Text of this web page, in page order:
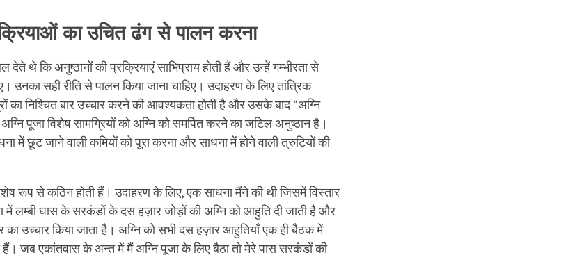
का उचित ढंग से पालन करना
देते थे कि अनुष्ठानों की प्रक्रियाएं साभिप्राय होती हैं और उन्हें गम्भीरता से
उनका सही रीति से पालन किया जाना चाहिए। उदाहरण के लिए तांत्रिक
का निश्चित बार उच्चार करने की आवश्यकता होती है और उसके बाद “अग्नि
पूजा विशेष सामग्रियों को अग्नि को समर्पित करने का जटिल अनुष्ठान है।
में छूट जाने वाली कमियों को पूरा करना और साधना में होने वाली त्रुटियों की
रूप से कठिन होती हैं। उदाहरण के लिए, एक साधना मैंने की थी जिसमें विस्तार
में लम्बी घास के सरकंडों के दस हज़ार जोड़ों की अग्नि को आहुति दी जाती है और
उच्चार किया जाता है। अग्नि को सभी दस हज़ार आहुतियाँ एक ही बैठक में
हैं। जब एकांतवास के अन्त में मैं अग्नि पूजा के लिए बैठा तो मेरे पास सरकंडों की